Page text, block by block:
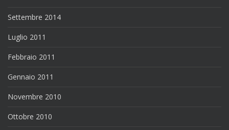
Settembre 2014
Luglio 2011
Febbraio 2011
Gennaio 2011
Novembre 2010
Ottobre 2010